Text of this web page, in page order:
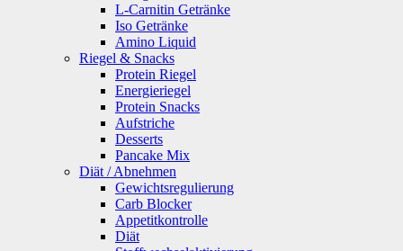
L-Carnitin Getränke
Iso Getränke
Amino Liquid
Riegel & Snacks
Protein Riegel
Energieriegel
Protein Snacks
Aufstriche
Desserts
Pancake Mix
Diät / Abnehmen
Gewichtsregulierung
Carb Blocker
Appetitkontrolle
Diät